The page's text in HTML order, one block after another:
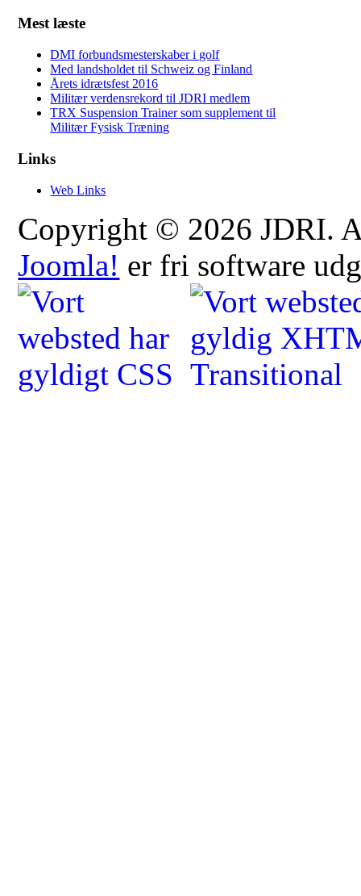
Mest læste
DMI forbundsmesterskaber i golf
Med landsholdet til Schweiz og Finland
Årets idrætsfest 2016
Militær verdensrekord til JDRI medlem
TRX Suspension Trainer som supplement til
Militær Fysisk Træning
Links
Web Links
Copyright © 2026 JDRI.
Joomla! er fri software